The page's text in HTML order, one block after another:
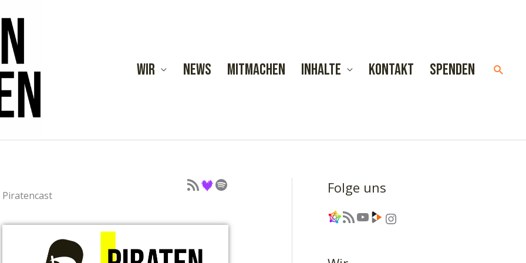
Wir News Mitmachen Inhalte Kontakt Spenden
Piratencast
Podcast als Feed Podcast auf Deezer Podcast auf Spotify Folge uns
Link RSS-Feed YouTube Link Instagram